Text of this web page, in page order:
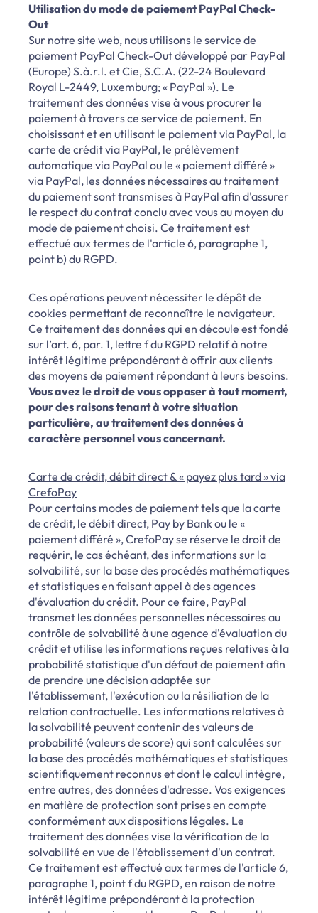
Utilisation du mode de paiement PayPal Check-
Out
Sur notre site web, nous utilisons le service de
paiement PayPal Check-Out développé par PayPal
(Europe) S.à.r.l. et Cie, S.C.A. (22-24 Boulevard
Royal L-2449, Luxemburg; « PayPal »). Le
traitement des données vise à vous procurer le
paiement à travers ce service de paiement. En
choisissant et en utilisant le paiement via PayPal, la
carte de crédit via PayPal, le prélèvement
automatique via PayPal ou le « paiement différé »
via PayPal, les données nécessaires au traitement
du paiement sont transmises à PayPal afin d'assurer
le respect du contrat conclu avec vous au moyen du
mode de paiement choisi. Ce traitement est
effectué aux termes de l'article 6, paragraphe 1,
point b) du RGPD.
Ces opérations peuvent nécessiter le dépôt de
cookies permettant de reconnaître le navigateur.
Ce traitement des données qui en découle est fondé
sur l’art. 6, par. 1, lettre f du RGPD relatif à notre
intérêt légitime prépondérant à offrir aux clients
des moyens de paiement répondant à leurs besoins.
Vous avez le droit de vous opposer à tout moment,
pour des raisons tenant à votre situation
particulière, au traitement des données à
caractère personnel vous concernant.
Carte de crédit, débit direct & « payez plus tard » via
CrefoPay
Pour certains modes de paiement tels que la carte
de crédit, le débit direct, Pay by Bank ou le «
paiement différé », CrefoPay se réserve le droit de
requérir, le cas échéant, des informations sur la
solvabilité, sur la base des procédés mathématiques
et statistiques en faisant appel à des agences
d'évaluation du crédit. Pour ce faire, PayPal
transmet les données personnelles nécessaires au
contrôle de solvabilité à une agence d'évaluation du
crédit et utilise les informations reçues relatives à la
probabilité statistique d'un défaut de paiement afin
de prendre une décision adaptée sur
l'établissement, l'exécution ou la résiliation de la
relation contractuelle. Les informations relatives à
la solvabilité peuvent contenir des valeurs de
probabilité (valeurs de score) qui sont calculées sur
la base des procédés mathématiques et statistiques
scientifiquement reconnus et dont le calcul intègre,
entre autres, des données d'adresse. Vos exigences
en matière de protection sont prises en compte
conformément aux dispositions légales. Le
traitement des données vise la vérification de la
solvabilité en vue de l'établissement d'un contrat.
Ce traitement est effectué aux termes de l'article 6,
paragraphe 1, point f du RGPD, en raison de notre
intérêt légitime prépondérant à la protection